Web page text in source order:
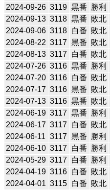
2024-09-26 3119 黒番 勝利
2024-09-13 3118 黒番 敗北
2024-09-06 3118 白番 敗北
2024-08-22 3117 黒番 敗北
2024-08-13 3117 白番 敗北
2024-07-26 3116 黒番 勝利
2024-07-20 3116 白番 敗北
2024-07-17 3116 黒番 敗北
2024-07-13 3116 黒番 敗北
2024-06-19 3117 黒番 勝利
2024-06-17 3117 白番 敗北
2024-06-11 3117 黒番 勝利
2024-06-10 3117 白番 勝利
2024-05-29 3117 白番 勝利
2024-04-19 3116 白番 敗北
2024-04-01 3115 白番 敗北